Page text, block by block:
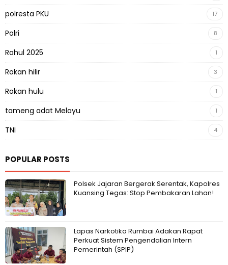
polresta PKU 17
Polri 8
Rohul 2025 1
Rokan hilir 3
Rokan hulu 1
tameng adat Melayu 1
TNI 4
POPULAR POSTS
Polsek Jajaran Bergerak Serentak, Kapolres
Kuansing Tegas: Stop Pembakaran Lahan!
Lapas Narkotika Rumbai Adakan Rapat
Perkuat Sistem Pengendalian Intern
Pemerintah (SPIP)